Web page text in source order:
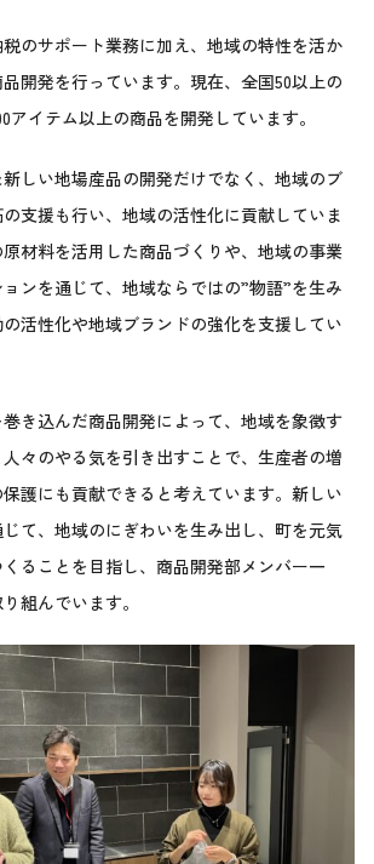
のサポート業務に加え、地域の特性を活か
開発を行っています。現在、全国50以上の
アイテム以上の商品を開発しています。
しい地場産品の開発だけでなく、地域のブ
支援も行い、地域の活性化に貢献していま
材料を活用した商品づくりや、地域の事業
ンを通じて、地域ならではの”物語”を生み
活性化や地域ブランドの強化を支援してい
き込んだ商品開発によって、地域を象徴す
々のやる気を引き出すことで、生産者の増
護にも貢献できると考えています。新しい
て、地域のにぎわいを生み出し、町を元気
ることを目指し、商品開発部メンバー一
組んでいます。